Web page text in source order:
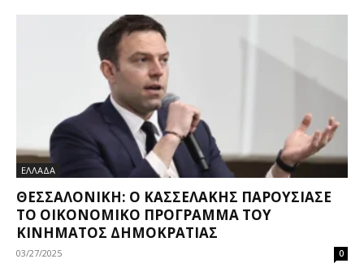
ΕΛΛΑΔΑ
ΘΕΣΣΑΛΟΝΊΚΗ: Ο ΚΑΣΣΕΛΆΚΗΣ ΠΑΡΟΥΣΊΑΣΕ
ΤΟ ΟΙΚΟΝΟΜΙΚΌ ΠΡΌΓΡΑΜΜΑ ΤΟΥ
ΚΙΝΉΜΑΤΟΣ ΔΗΜΟΚΡΑΤΊΑΣ
03/27/2025 0